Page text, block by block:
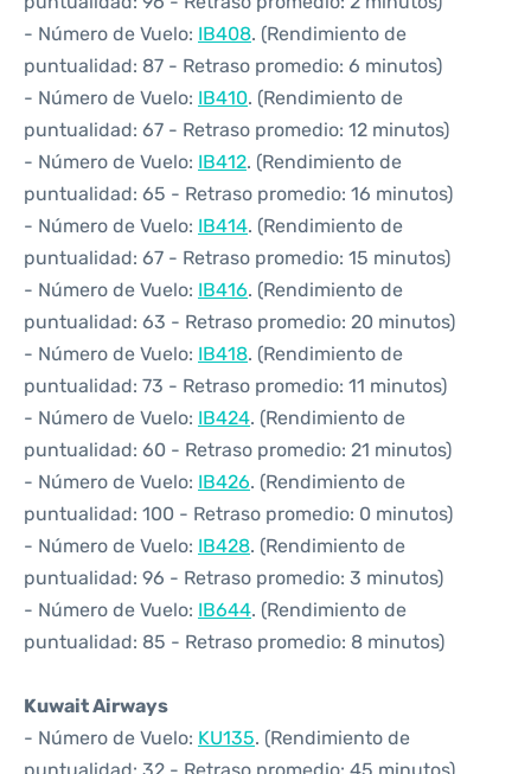
- Número de Vuelo: IB408. (Rendimiento de
puntualidad: 87 - Retraso promedio: 6 minutos)
- Número de Vuelo: IB410. (Rendimiento de
puntualidad: 67 - Retraso promedio: 12 minutos)
- Número de Vuelo: IB412. (Rendimiento de
puntualidad: 65 - Retraso promedio: 16 minutos)
- Número de Vuelo: IB414. (Rendimiento de
puntualidad: 67 - Retraso promedio: 15 minutos)
- Número de Vuelo: IB416. (Rendimiento de
puntualidad: 63 - Retraso promedio: 20 minutos)
- Número de Vuelo: IB418. (Rendimiento de
puntualidad: 73 - Retraso promedio: 11 minutos)
- Número de Vuelo: IB424. (Rendimiento de
puntualidad: 60 - Retraso promedio: 21 minutos)
- Número de Vuelo: IB426. (Rendimiento de
puntualidad: 100 - Retraso promedio: 0 minutos)
- Número de Vuelo: IB428. (Rendimiento de
puntualidad: 96 - Retraso promedio: 3 minutos)
- Número de Vuelo: IB644. (Rendimiento de
puntualidad: 85 - Retraso promedio: 8 minutos)
Kuwait Airways
- Número de Vuelo: KU135. (Rendimiento de